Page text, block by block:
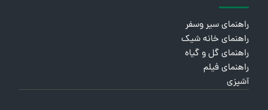
راهنمای سیر وسفر
راهنمای خانه شیک
راهنمای گل و گیاه
راهنمای فیلم
آشپزی